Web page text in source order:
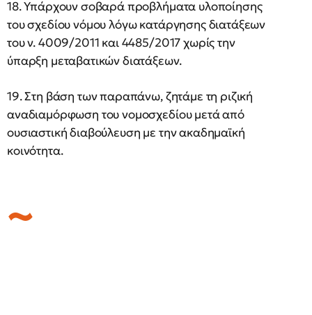
18. Υπάρχουν σοβαρά προβλήματα υλοποίησης
του σχεδίου νόμου λόγω κατάργησης διατάξεων
του ν. 4009/2011 και 4485/2017 χωρίς την
ύπαρξη μεταβατικών διατάξεων.
19. Στη βάση των παραπάνω, ζητάμε τη ριζική
αναδιαμόρφωση του νομοσχεδίου μετά από
ουσιαστική διαβούλευση με την ακαδημαϊκή
κοινότητα.